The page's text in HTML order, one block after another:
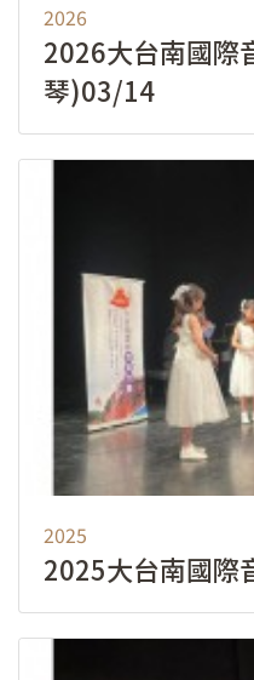
2026大台
2025-12-05
開放報名！
活動簡章
會員專區
2026
2026大台南國際
琴)03/14
2025
2025大台南國際